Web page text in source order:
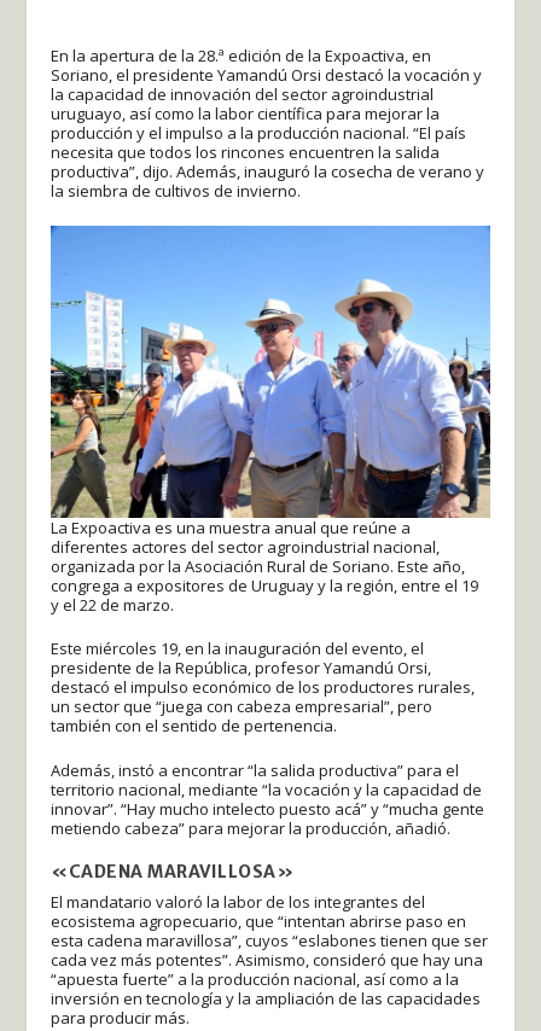
En la apertura de la 28.ª edición de la Expoactiva, en
Soriano, el presidente Yamandú Orsi destacó la vocación y
la capacidad de innovación del sector agroindustrial
uruguayo, así como la labor científica para mejorar la
producción y el impulso a la producción nacional. “El país
necesita que todos los rincones encuentren la salida
productiva”, dijo. Además, inauguró la cosecha de verano y
la siembra de cultivos de invierno.
La Expoactiva es una muestra anual que reúne a
diferentes actores del sector agroindustrial nacional,
organizada por la Asociación Rural de Soriano. Este año,
congrega a expositores de Uruguay y la región, entre el 19
y el 22 de marzo.
Este miércoles 19, en la inauguración del evento, el
presidente de la República, profesor Yamandú Orsi,
destacó el impulso económico de los productores rurales,
un sector que “juega con cabeza empresarial”, pero
también con el sentido de pertenencia.
Además, instó a encontrar “la salida productiva” para el
territorio nacional, mediante “la vocación y la capacidad de
innovar”. “Hay mucho intelecto puesto acá” y “mucha gente
metiendo cabeza” para mejorar la producción, añadió.
«CADENA MARAVILLOSA»
El mandatario valoró la labor de los integrantes del
ecosistema agropecuario, que “intentan abrirse paso en
esta cadena maravillosa”, cuyos “eslabones tienen que ser
cada vez más potentes”. Asimismo, consideró que hay una
“apuesta fuerte” a la producción nacional, así como a la
inversión en tecnología y la ampliación de las capacidades
para producir más.